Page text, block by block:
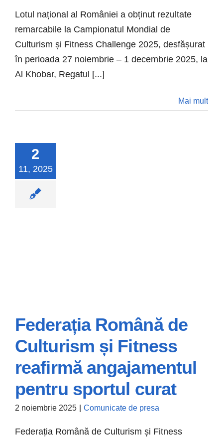
Lotul național al României a obținut rezultate
remarcabile la Campionatul Mondial de
Culturism și Fitness Challenge 2025, desfășurat
în perioada 27 noiembrie – 1 decembrie 2025, la
Al Khobar, Regatul [...]
Mai mult
2
11, 2025
Federația Română
de Culturism și
Fitness reafirmă
angajamentul
pentru sportul
curat
Comunicate de presa
Federația Română de
Culturism și Fitness
reafirmă angajamentul
pentru sportul curat
2 noiembrie 2025 Comunicate de presa
Federația Română de Culturism și Fitness